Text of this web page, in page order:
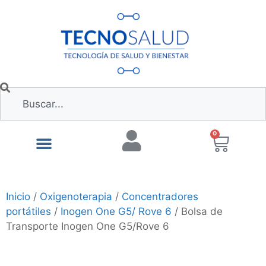
0
Inicio / Oxigenoterapia / Concentradores
portátiles / Inogen One G5/ Rove 6 / Bolsa de
Transporte Inogen One G5/Rove 6